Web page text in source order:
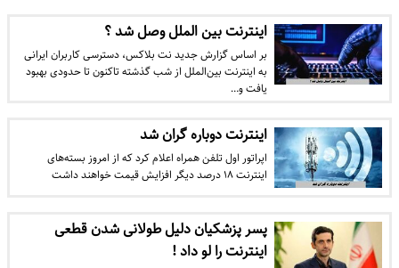
اینترنت بین‌ الملل وصل شد ؟
بر اساس گزارش جدید نت بلاکس، دسترسی کاربران ایرانی
به اینترنت بین‌الملل از شب گذشته تاکنون تا حدودی بهبود
یافت و…
اینترنت دوباره گران شد
اپراتور اول تلفن همراه اعلام کرد که از امروز بسته‌های
اینترنت ۱۸ درصد دیگر افزایش قیمت خواهند داشت
پسر پزشکیان دلیل طولانی شدن قطعی
اینترنت را لو داد !